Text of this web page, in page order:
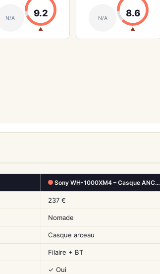
N/A 9.2
▲
N/A 8.6
▲
Sony WH-1000XM4 – Casque ANC…
237 €
Nomade
Casque arceau
Filaire + BT
✓ Oui